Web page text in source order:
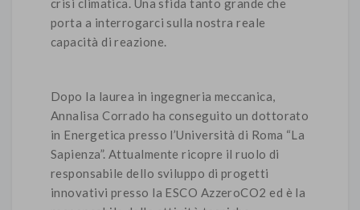
crisi climatica. Una sfida tanto grande che
porta a interrogarci sulla nostra reale
capacità di reazione.
Dopo la laurea in ingegneria meccanica,
Annalisa Corrado ha conseguito un dottorato
in Energetica presso l’Università di Roma “La
Sapienza”. Attualmente ricopre il ruolo di
responsabile dello sviluppo di progetti
innovativi presso la ESCO AzzeroCO2 ed è la